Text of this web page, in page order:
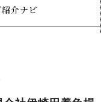
介ナビ